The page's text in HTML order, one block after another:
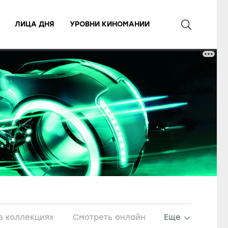
ЛИЦА ДНЯ УРОВНИ КИНОМАНИИ
коллекциях Смотреть онлайн Еще